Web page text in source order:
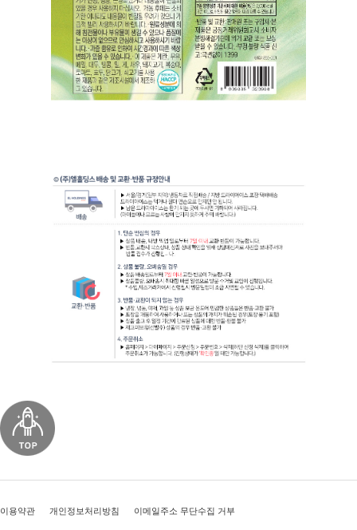
이용약관 개인정보처리방침 이메일주소 무단수집 거부